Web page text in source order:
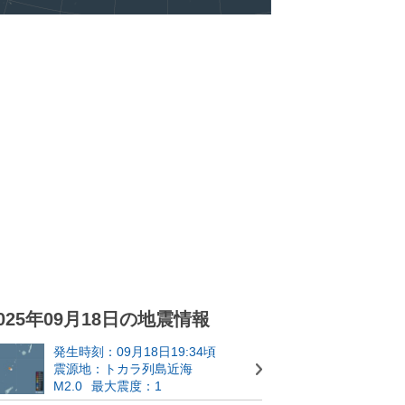
年09月18日の地震情報
発生時刻：09月18日19:34頃
震源地：トカラ列島近海
M2.0
最大震度：1